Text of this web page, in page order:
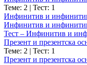
Теме: 2 | Тест: 1
Инфинитив и
Инфинитив и
Тест – Инфинитив и
Презент и презентска
Теме: 2 | Тест: 1
Презент и презентска